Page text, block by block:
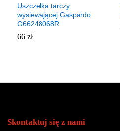
Uszczelka tarczy
wysiewającej Gaspardo
G66248068R
66 zł
Skontaktuj się z nami